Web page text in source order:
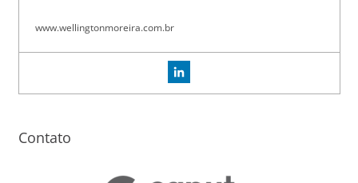
www.wellingtonmoreira.com.br
Contato